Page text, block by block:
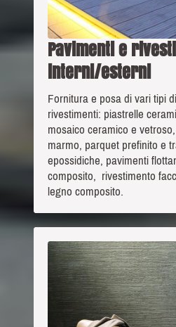
Pavimenti e
interni/esterni
Fornitura e posa di vari tipi
rivestimenti: piastrelle
mosaico ceramico e
marmo, parquet prefinito e
epossidiche, pavimenti
composito, rivestimento
legno composito.